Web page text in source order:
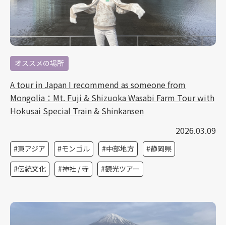
オススメの場所
A tour in Japan I recommend as someone from
Mongolia：Mt. Fuji & Shizuoka Wasabi Farm Tour with
Hokusai Special Train & Shinkansen
2026.03.09
東アジア モンゴル 中部地方
静岡県
伝統文化
神社 / 寺 観光ツアー